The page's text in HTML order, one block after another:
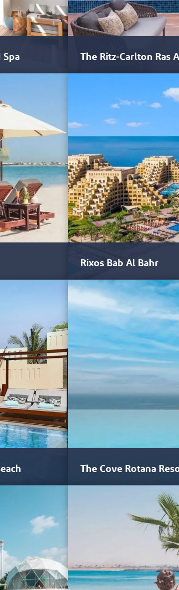
The Ritz-Carlton Ras
Ras Al Khaimah é um destino
experiências autênticas de…
o…
Rixos Bab Al Bahr
O impressionante resort de
Egito, uma…
The Cove Rotana
O projeto arquitetônico do
mediterrâneo. Suas vilas…